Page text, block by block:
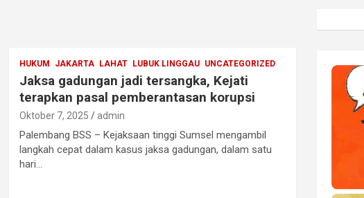
HUKUM JAKARTA LAHAT LUBUK LINGGAU UNCATEGORIZED
Jaksa gadungan jadi tersangka, Kejati
terapkan pasal pemberantasan korupsi
Oktober 7, 2025 admin
Palembang BSS – Kejaksaan tinggi Sumsel mengambil
langkah cepat dalam kasus jaksa gadungan, dalam satu
hari…